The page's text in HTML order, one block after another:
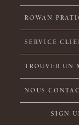
ROWAN
SERVICE
TROUVER UN
NOUS
SIGN